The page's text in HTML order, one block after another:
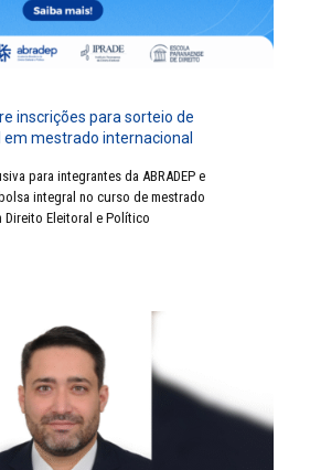
inscrições para sorteio de
em mestrado internacional
para integrantes da ABRADEP e
integral no curso de mestrado
Direito Eleitoral e Político